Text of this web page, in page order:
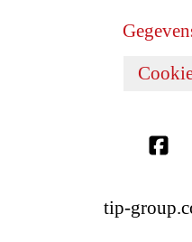
tip-